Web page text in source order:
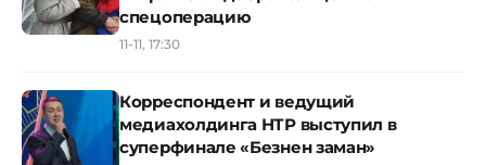
спецоперацию
11-11, 17:30
Корреспондент и ведущий
медиахолдинга НТР выступил в
суперфинале «Безнен заман»